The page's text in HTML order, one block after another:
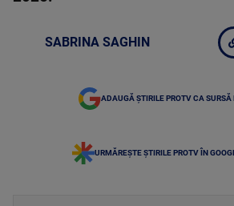
SABRINA SAGHIN
ADAUGĂ ȘTIRILE PROTV CA SURSĂ
URMĂREȘTE ȘTIRILE PROTV ÎN